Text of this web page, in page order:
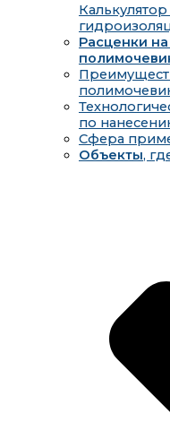
Расценки
по
Сфера
Объекты,